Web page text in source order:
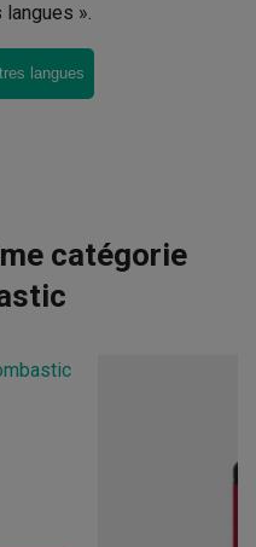
».
langues
catégorie